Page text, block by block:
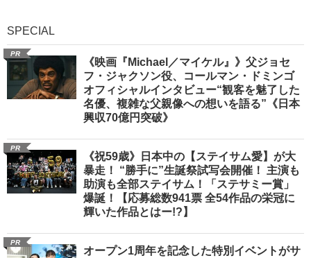
SPECIAL
PR
《映画『Michael／マイケル』》父ジョセ
フ・ジャクソン役、コールマン・ドミンゴ
オフィシャルインタビュー“観客を魅了した
名優、複雑な父親像への想いを語る”《日本
興収70億円突破》
PR
《祝59歳》日本中の【ステイサム愛】が大
暴走！ “勝手に”生誕祭試写会開催！ 主演も
助演も全部ステイサム！「ステサミー賞」
爆誕！【応募総数941票 全54作品の栄冠に
輝いた作品とはー!?】
PR
オープン1周年を記念した特別イベントがサ